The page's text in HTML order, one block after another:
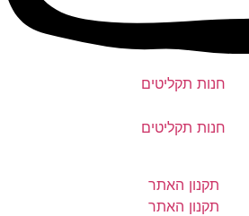
חנות תקליטים
חנות תקליטים
תקנון האתר
תקנון האתר